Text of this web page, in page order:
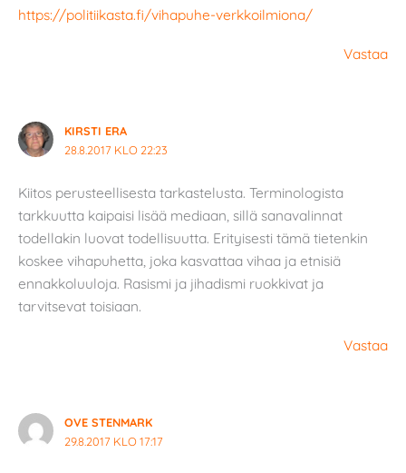
https://politiikasta.fi/vihapuhe-verkkoilmiona/
Vastaa
KIRSTI ERA
28.8.2017 KLO 22:23
Kiitos perusteellisesta tarkastelusta. Terminologista
tarkkuutta kaipaisi lisää mediaan, sillä sanavalinnat
todellakin luovat todellisuutta. Erityisesti tämä tietenkin
koskee vihapuhetta, joka kasvattaa vihaa ja etnisiä
ennakkoluuloja. Rasismi ja jihadismi ruokkivat ja
tarvitsevat toisiaan.
Vastaa
OVE STENMARK
29.8.2017 KLO 17:17